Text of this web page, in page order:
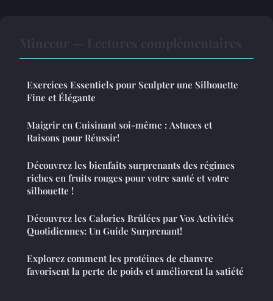
Exercices Essentiels pour Sculpter une Silhouette
Fine et Élégante
Maigrir en Cuisinant soi-même : Astuces et
Raisons pour Réussir!
Découvrez les bienfaits surprenants des régimes
riches en fruits rouges pour votre santé et votre
silhouette !
Découvrez les Calories Brûlées par Vos Activités
Quotidiennes: Un Guide Surprenant!
Explorez comment les protéines de chanvre
favorisent la perte de poids et améliorent la satiété